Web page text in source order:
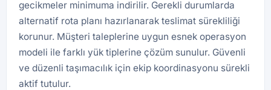
gecikmeler minimuma indirilir. Gerekli durumlarda
alternatif rota planı hazırlanarak teslimat sürekliliği
korunur. Müşteri taleplerine uygun esnek operasyon
modeli ile farklı yük tiplerine çözüm sunulur. Güvenli
ve düzenli taşımacılık için ekip koordinasyonu sürekli
aktif tutulur.